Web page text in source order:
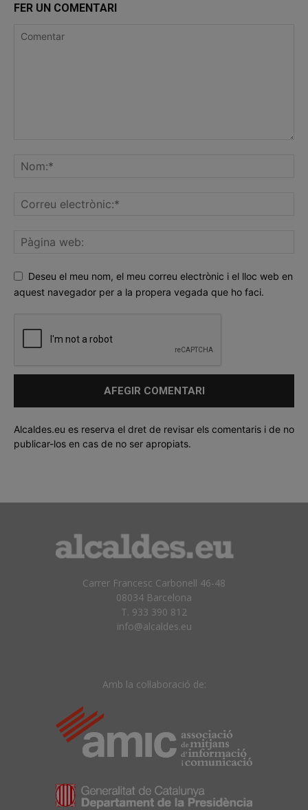
FER UN COMENTARI
Deseu el meu nom, el meu correu electrònic i el lloc web en
aquest navegador per a la propera vegada que ho faci.
Alcaldes.eu es reserva el dret de revisar els comentaris i de no
publicar-los en cas de no ser apropiats.
Carrer Francesc Carbonell 46-48
08034 Barcelona
T. 933 390 812
info@alcaldes.eu
Amb la col·laboració de: